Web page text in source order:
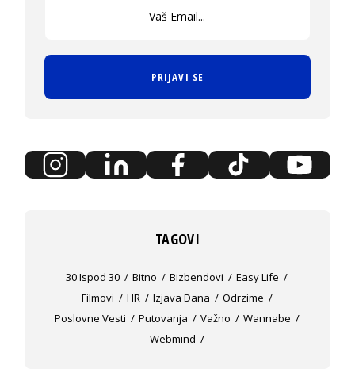
PRIJAVI SE
TAGOVI
30 Ispod 30 Bitno Bizbendovi
Easy Life
Filmovi
HR Izjava Dana
Odrzime
Poslovne Vesti
Putovanja Važno
Wannabe
Webmind